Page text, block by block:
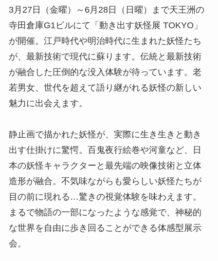
3月27日（金曜）～6月28日（日曜）まで天王洲の
寺田倉庫G1ビルにて「動き出す妖怪展 TOKYO」
が開催。江戸時代や明治時代に生まれた妖怪たち
が、最新技術で現代に蘇ります。伝統と最新技術
が融合した圧倒的な没入体験が待っています。老
若男女、世代を超えて語り継がれる妖怪の新しい
魅力に出会えます。
静止画で描かれた妖怪が、実際に生き生きと動き
出す仕掛けに驚愕。百鬼夜行絵巻や河童など、日
本の妖怪キャラクターと最先端の映像技術と立体
造形が融合。不気味ながらも愛らしい妖怪たちが
目の前に現れる…驚きの視覚体験を味わえます。
まるで物語の一部になったような感覚で、神秘的
な世界を自由に歩き回ることができる体感型展示
会。